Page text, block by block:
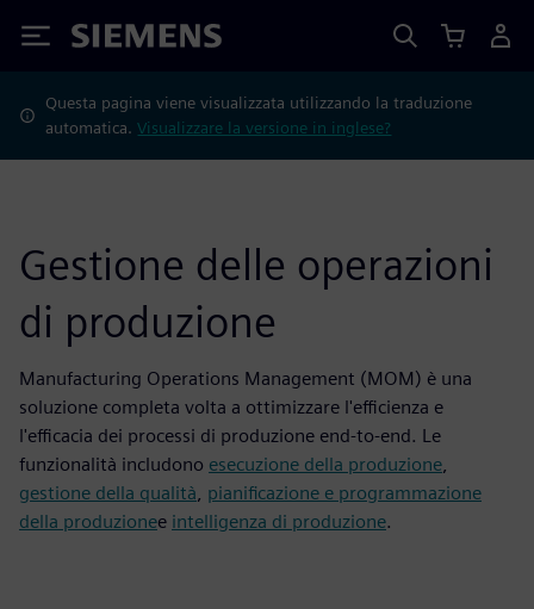
Siemens
Questa pagina viene visualizzata utilizzando la traduzione
automatica.Visualizzare la versione in inglese?
Gestione delle operazioni
di produzione
Manufacturing Operations Management (MOM) è una
soluzione completa volta a ottimizzare l'efficienza e
l'efficacia dei processi di produzione end-to-end. Le
funzionalità includono esecuzione della produzione,
gestione della qualità, pianificazione e programmazione
della produzionee intelligenza di produzione.